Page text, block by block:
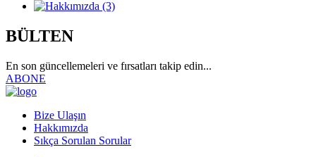
BÜLTEN
En son güncellemeleri ve fırsatları takip edin...
ABONE
Bize Ulaşın
Hakkımızda
Sıkça Sorulan Sorular